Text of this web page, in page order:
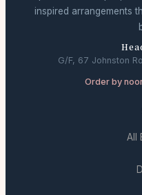
inspired arrangements
G/F, 67 Johnston
Order by
All